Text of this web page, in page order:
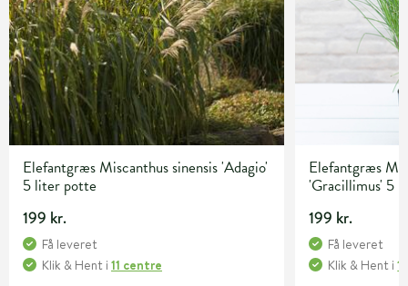
Elefantgræs Miscanthus sinensis 'Adagio'
5 liter potte
199 kr.
Få leveret
Klik & Hent i 11 centre
Elefantgræs
'Gracillimus' 5
199 kr.
Få leveret
Klik & Hent i